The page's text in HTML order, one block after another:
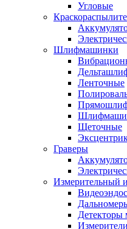
Угловые
Шлифмашинки
Ленточные
Щеточные
Граверы
Измерительный
Детекторы